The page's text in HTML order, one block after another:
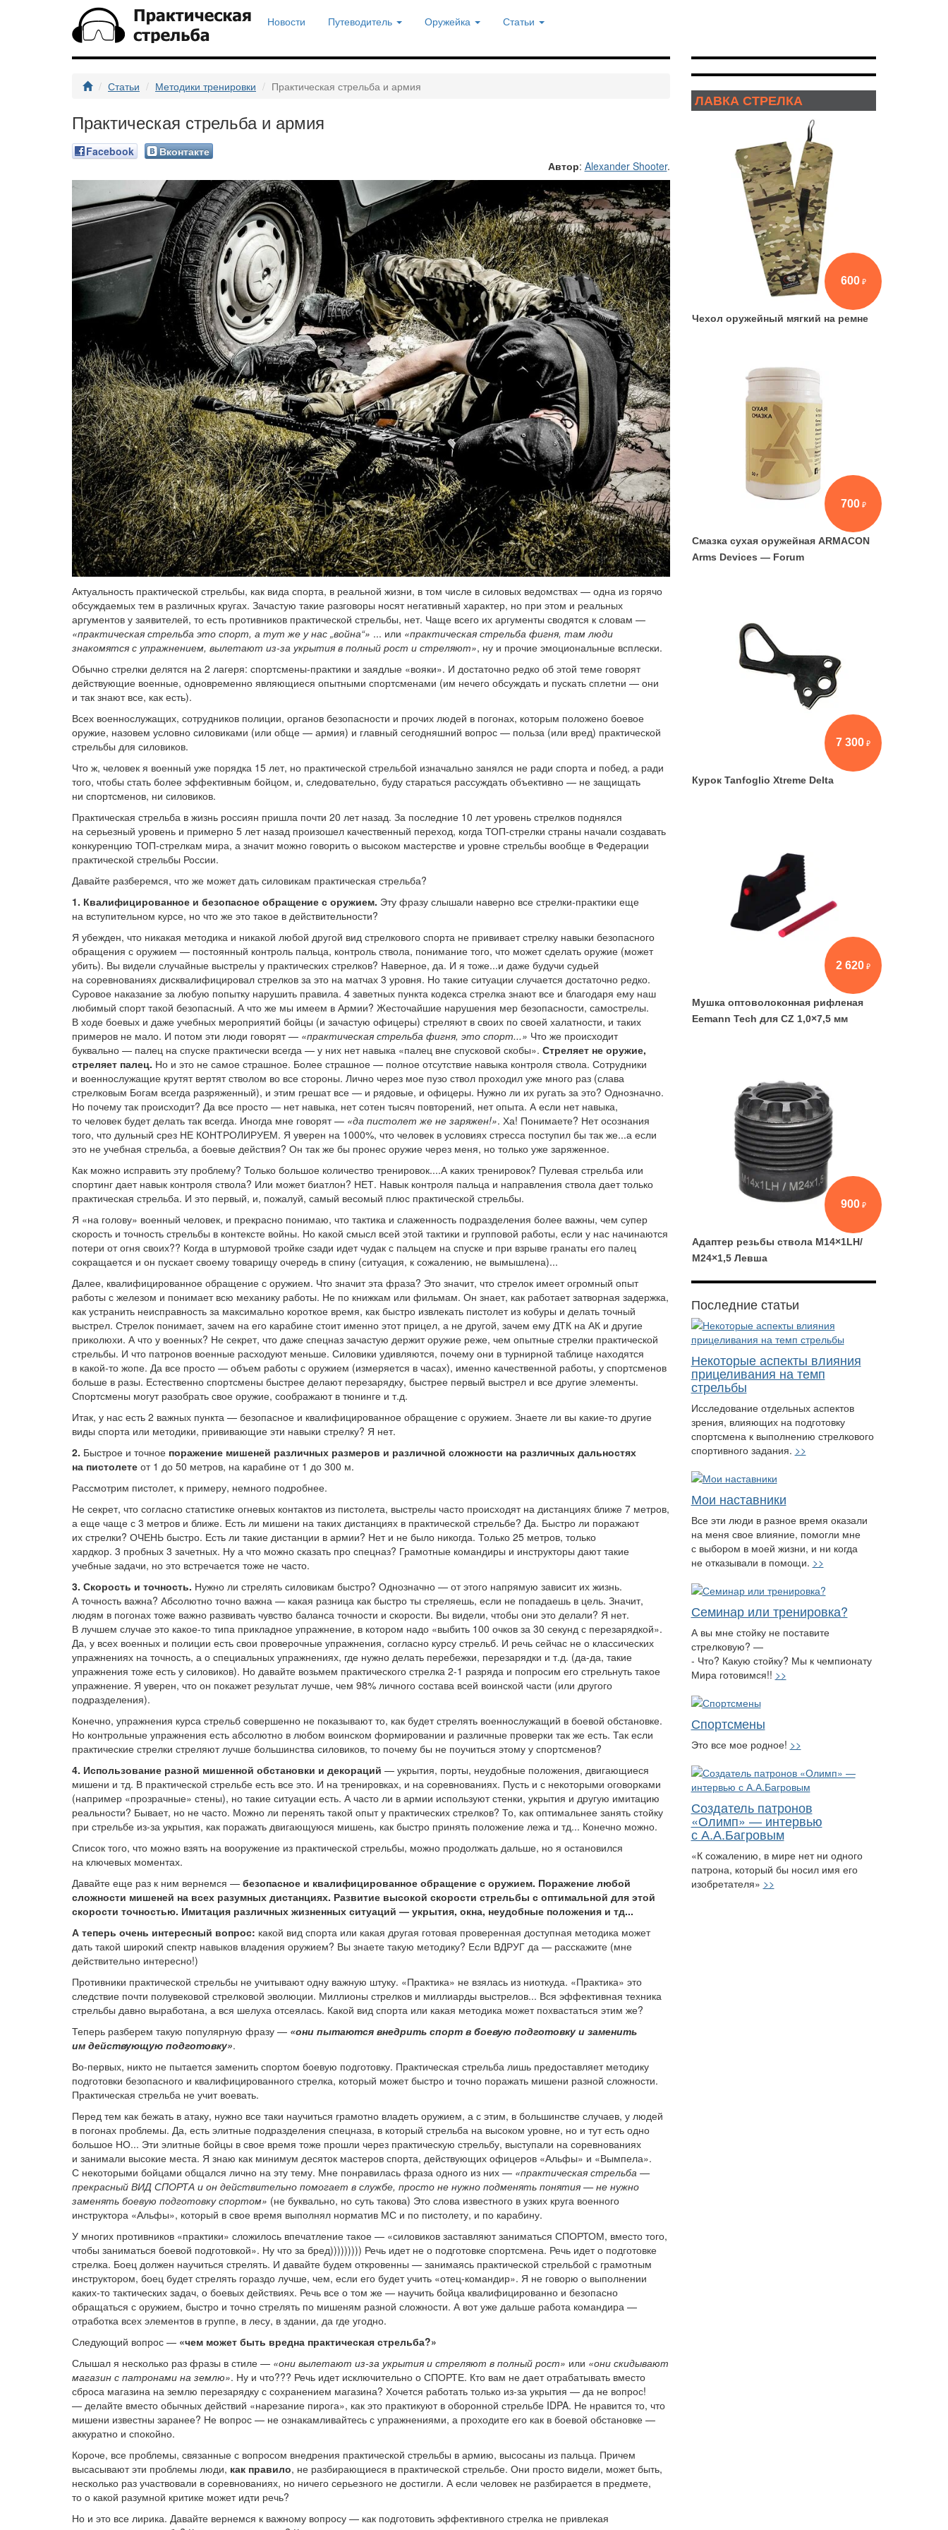
Новости Путеводитель Оружейка Статьи
Статьи Методики тренировки Практическая стрельба и армия
Практическая стрельба и армия
Facebook
Вконтакте
Автор: Alexander Shooter.
Актуальность практической стрельбы, как вида спорта, в реальной жизни, в том числе в силовых ведомствах — одна из горячо
обсуждаемых тем в различных кругах. Зачастую такие разговоры носят негативный характер, но при этом и реальных
аргументов у заявителей, то есть противников практической стрельбы, нет. Чаще всего их аргументы сводятся к словам —
«практическая стрельба это спорт, а тут же у нас „война“» ... или «практическая стрельба фигня, там люди
знакомятся с упражнением, вылетают из-за укрытия в полный рост и стреляют», ну и прочие эмоциональные всплески.
Обычно стрелки делятся на 2 лагеря: спортсмены-практики и заядлые «вояки». И достаточно редко об этой теме говорят
действующие военные, одновременно являющиеся опытными спортсменами (им нечего обсуждать и пускать сплетни — они
и так знают все, как есть).
Всех военнослужащих, сотрудников полиции, органов безопасности и прочих людей в погонах, которым положено боевое
оружие, назовем условно силовиками (или обще — армия) и главный сегодняшний вопрос — польза (или вред) практической
стрельбы для силовиков.
Что ж, человек я военный уже порядка 15 лет, но практической стрельбой изначально занялся не ради спорта и побед, а ради
того, чтобы стать более эффективным бойцом, и, следовательно, буду стараться рассуждать объективно — не защищать
ни спортсменов, ни силовиков.
Практическая стрельба в жизнь россиян пришла почти 20 лет назад. За последние 10 лет уровень стрелков поднялся
на серьезный уровень и примерно 5 лет назад произошел качественный переход, когда ТОП-стрелки страны начали создавать
конкуренцию ТОП-стрелкам мира, а значит можно говорить о высоком мастерстве и уровне стрельбы вообще в Федерации
практической стрельбы России.
Давайте разберемся, что же может дать силовикам практическая стрельба?
1. Квалифицированное и безопасное обращение с оружием. Эту фразу слышали наверно все стрелки-практики еще
на вступительном курсе, но что же это такое в действительности?
Я убежден, что никакая методика и никакой любой другой вид стрелкового спорта не прививает стрелку навыки безопасного
обращения с оружием — постоянный контроль пальца, контроль ствола, понимание того, что может сделать оружие (может
убить). Вы видели случайные выстрелы у практических стрелков? Наверное, да. И я тоже...и даже будучи судьей
на соревнованиях дисквалифицировал стрелков за это на матчах 3 уровня. Но такие ситуации случается достаточно редко.
Суровое наказание за любую попытку нарушить правила. 4 заветных пункта кодекса стрелка знают все и благодаря ему наш
любимый спорт такой безопасный. А что же мы имеем в Армии? Жесточайшие нарушения мер безопасности, самострелы.
В ходе боевых и даже учебных мероприятий бойцы (и зачастую офицеры) стреляют в своих по своей халатности, и таких
примеров не мало. И потом эти люди говорят — «практическая стрельба фигня, это спорт...» Что же происходит
буквально — палец на спуске практически всегда — у них нет навыка «палец вне спусковой скобы». Стреляет не оружие,
стреляет палец. Но и это не самое страшное. Более страшное — полное отсутствие навыка контроля ствола. Сотрудники
и военнослужащие крутят вертят стволом во все стороны. Лично через мое пузо ствол проходил уже много раз (слава
стрелковым Богам всегда разряженный), и этим грешат все — и рядовые, и офицеры. Нужно ли их ругать за это? Однозначно.
Но почему так происходит? Да все просто — нет навыка, нет сотен тысяч повторений, нет опыта. А если нет навыка,
то человек будет делать так всегда. Иногда мне говорят — «да пистолет же не заряжен!». Ха! Понимаете? Нет осознания
того, что дульный срез НЕ КОНТРОЛИРУЕМ. Я уверен на 1000%, что человек в условиях стресса поступил бы так же...а если
это не учебная стрельба, а боевые действия? Он так же бы пронес оружие через меня, но только уже заряженное.
Как можно исправить эту проблему? Только большое количество тренировок....А каких тренировок? Пулевая стрельба или
спортинг дает навык контроля ствола? Или может биатлон? НЕТ. Навык контроля пальца и направления ствола дает только
практическая стрельба. И это первый, и, пожалуй, самый весомый плюс практической стрельбы.
Я «на голову» военный человек, и прекрасно понимаю, что тактика и слаженность подразделения более важны, чем супер
скорость и точность стрельбы в контексте войны. Но какой смысл всей этой тактики и групповой работы, если у нас начинаются
потери от огня своих?? Когда в штурмовой тройке сзади идет чудак с пальцем на спуске и при взрыве гранаты его палец
сокращается и он пускает своему товарищу очередь в спину (ситуация, к сожалению, не вымышлена)...
Далее, квалифицированное обращение с оружием. Что значит эта фраза? Это значит, что стрелок имеет огромный опыт
работы с железом и понимает всю механику работы. Не по книжкам или фильмам. Он знает, как работает затворная задержка,
как устранить неисправность за максимально короткое время, как быстро извлекать пистолет из кобуры и делать точный
выстрел. Стрелок понимает, зачем на его карабине стоит именно этот прицел, а не другой, зачем ему ДТК на АК и другие
приколюхи. А что у военных? Не секрет, что даже спецназ зачастую держит оружие реже, чем опытные стрелки практической
стрельбы. И что патронов военные расходуют меньше. Силовики удивляются, почему они в турнирной таблице находятся
в какой-то жопе. Да все просто — объем работы с оружием (измеряется в часах), именно качественной работы, у спортсменов
больше в разы. Естественно спортсмены быстрее делают перезарядку, быстрее первый выстрел и все другие элементы.
Спортсмены могут разобрать свое оружие, соображают в тюнинге и т.д.
Итак, у нас есть 2 важных пункта — безопасное и квалифицированное обращение с оружием. Знаете ли вы какие-то другие
виды спорта или методики, прививающие эти навыки стрелку? Я нет.
2. Быстрое и точное поражение мишеней различных размеров и различной сложности на различных дальностях
на пистолете от 1 до 50 метров, на карабине от 1 до 300 м.
Рассмотрим пистолет, к примеру, немного подробнее.
Не секрет, что согласно статистике огневых контактов из пистолета, выстрелы часто происходят на дистанциях ближе 7 метров,
а еще чаще с 3 метров и ближе. Есть ли мишени на таких дистанциях в практической стрельбе? Да. Быстро ли поражают
их стрелки? ОЧЕНЬ быстро. Есть ли такие дистанции в армии? Нет и не было никогда. Только 25 метров, только
хардкор. 3 пробных 3 зачетных. Ну а что можно сказать про спецназ? Грамотные командиры и инструкторы дают такие
учебные задачи, но это встречается тоже не часто.
3. Скорость и точность. Нужно ли стрелять силовикам быстро? Однозначно — от этого напрямую зависит их жизнь.
А точность важна? Абсолютно точно важна — какая разница как быстро ты стреляешь, если не попадаешь в цель. Значит,
людям в погонах тоже важно развивать чувство баланса точности и скорости. Вы видели, чтобы они это делали? Я нет.
В лучшем случае это какое-то типа прикладное упражнение, в котором надо «выбить 100 очков за 30 секунд с перезарядкой».
Да, у всех военных и полиции есть свои проверочные упражнения, согласно курсу стрельб. И речь сейчас не о классических
упражнениях на точность, а о специальных упражнениях, где нужно делать перебежки, перезарядки и т.д. (да-да, такие
упражнения тоже есть у силовиков). Но давайте возьмем практического стрелка 2-1 разряда и попросим его стрельнуть такое
упражнение. Я уверен, что он покажет результат лучше, чем 98% личного состава всей воинской части (или другого
подразделения).
Конечно, упражнения курса стрельб совершенно не показывают то, как будет стрелять военнослужащий в боевой обстановке.
Но контрольные упражнения есть абсолютно в любом воинском формировании и различные проверки так же есть. Так если
практические стрелки стреляют лучше большинства силовиков, то почему бы не поучиться этому у спортсменов?
4. Использование разной мишенной обстановки и декораций — укрытия, порты, неудобные положения, двигающиеся
мишени и тд. В практической стрельбе есть все это. И на тренировках, и на соревнованиях. Пусть и с некоторыми оговорками
(например «прозрачные» стены), но такие ситуации есть. А часто ли в армии используют стенки, укрытия и другую имитацию
реальности? Бывает, но не часто. Можно ли перенять такой опыт у практических стрелков? То, как оптимальнее занять стойку
при стрельбе из-за укрытия, как поражать двигающуюся мишень, как быстро принять положение лежа и тд... Конечно можно.
Список того, что можно взять на вооружение из практической стрельбы, можно продолжать дальше, но я остановился
на ключевых моментах.
Давайте еще раз к ним вернемся — безопасное и квалифицированное обращение с оружием. Поражение любой
сложности мишеней на всех разумных дистанциях. Развитие высокой скорости стрельбы с оптимальной для этой
скорости точностью. Имитация различных жизненных ситуаций — укрытия, окна, неудобные положения и тд...
А теперь очень интересный вопрос: какой вид спорта или какая другая готовая проверенная доступная методика может
дать такой широкий спектр навыков владения оружием? Вы знаете такую методику? Если ВДРУГ да — расскажите (мне
действительно интересно!)
Противники практической стрельбы не учитывают одну важную штуку. «Практика» не взялась из ниоткуда. «Практика» это
следствие почти полувековой стрелковой эволюции. Миллионы стрелков и миллиарды выстрелов... Вся эффективная техника
стрельбы давно выработана, а вся шелуха отсеялась. Какой вид спорта или какая методика может похвастаться этим же?
Теперь разберем такую популярную фразу — «они пытаются внедрить спорт в боевую подготовку и заменить
им действующую подготовку».
Во-первых, никто не пытается заменить спортом боевую подготовку. Практическая стрельба лишь предоставляет методику
подготовки безопасного и квалифицированного стрелка, который может быстро и точно поражать мишени разной сложности.
Практическая стрельба не учит воевать.
Перед тем как бежать в атаку, нужно все таки научиться грамотно владеть оружием, а с этим, в большинстве случаев, у людей
в погонах проблемы. Да, есть элитные подразделения спецназа, в который стрельба на высоком уровне, но и тут есть одно
большое НО... Эти элитные бойцы в свое время тоже прошли через практическую стрельбу, выступали на соревнованиях
и занимали высокие места. Я знаю как минимум десяток мастеров спорта, действующих офицеров «Альфы» и «Вымпела».
С некоторыми бойцами общался лично на эту тему. Мне понравилась фраза одного из них — «практическая стрельба —
прекрасный ВИД СПОРТА и он действительно помогает в службе, просто не нужно подменять понятия — не нужно
заменять боевую подготовку спортом» (не буквально, но суть такова) Это слова известного в узких круга военного
инструктора «Альфы», который в свое время выполнял норматив МС и по пистолету, и по карабину.
У многих противников «практики» сложилось впечатление такое — «силовиков заставляют заниматься СПОРТОМ, вместо того,
чтобы заниматься боевой подготовкой». Ну что за бред))))))))) Речь идет не о подготовке спортсмена. Речь идет о подготовке
стрелка. Боец должен научиться стрелять. И давайте будем откровенны — занимаясь практической стрельбой с грамотным
инструктором, боец будет стрелять гораздо лучше, чем, если его будет учить «отец-командир». Я не говорю о выполнении
каких-то тактических задач, о боевых действиях. Речь все о том же — научить бойца квалифицированно и безопасно
обращаться с оружием, быстро и точно стрелять по мишеням разной сложности. А вот уже дальше работа командира —
отработка всех элементов в группе, в лесу, в здании, да где угодно.
Следующий вопрос — «чем может быть вредна практическая стрельба?»
Слышал я несколько раз фразы в стиле — «они вылетают из-за укрытия и стреляют в полный рост» или «они скидывают
магазин с патронами на землю». Ну и что??? Речь идет исключительно о СПОРТЕ. Кто вам не дает отрабатывать вместо
сброса магазина на землю перезарядку с сохранением магазина? Хочется работать только из-за укрытия — да не вопрос!
— делайте вместо обычных действий «нарезание пирога», как это практикуют в оборонной стрельбе IDPA. Не нравится то, что
мишени известны заранее? Не вопрос — не ознакамливайтесь с упражнениями, а проходите его как в боевой обстановке —
аккуратно и спокойно.
Короче, все проблемы, связанные с вопросом внедрения практической стрельбы в армию, высосаны из пальца. Причем
высасывают эти проблемы люди, как правило, не разбирающиеся в практической стрельбе. Они просто видели, может быть,
несколько раз участвовали в соревнованиях, но ничего серьезного не достигли. А если человек не разбирается в предмете,
то о какой разумной критике может идти речь?
Но и это все лирика. Давайте вернемся к важному вопросу — как подготовить эффективного стрелка не привлекая
ЛАВКА СТРЕЛКА
600
Чехол оружейный мягкий на ремне
700
Смазка сухая оружейная ARMACON
Arms Devices — Forum
7 300
Курок Tanfoglio Xtreme Delta
2 620
Мушка оптоволоконная рифленая
Eemann Tech для CZ 1,0×7,5 мм
900
Адаптер резьбы ствола М14×1LH/
М24×1,5 Левша
Последние статьи
Некоторые аспекты влияния
прицеливания на темп
стрельбы
Исследование отдельных аспектов
зрения, влияющих на подготовку
спортсмена к выполнению стрелкового
спортивного задания. >>
Мои наставники
Все эти люди в разное время оказали
на меня свое влияние, помогли мне
с выбором в моей жизни, и ни когда
не отказывали в помощи. >>
Семинар или тренировка?
А вы мне стойку не поставите
стрелковую? —
- Что? Какую стойку? Мы к чемпионату
Мира готовимся!! >>
Спортсмены
Это все мое родное! >>
Создатель патронов
«Олимп» — интервью
с А.А.Багровым
«К сожалению, в мире нет ни одного
патрона, который бы носил имя его
изобретателя» >>